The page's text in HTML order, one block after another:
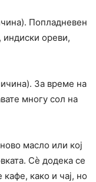
Попладневен
индиски ореви,
За време на
многу сол на
масло или кој
Сè додека се
како и чај, но